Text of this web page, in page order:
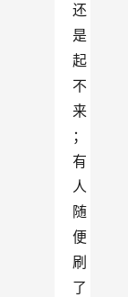
还
是
起
不
来
；
有
人
随
便
刷
了